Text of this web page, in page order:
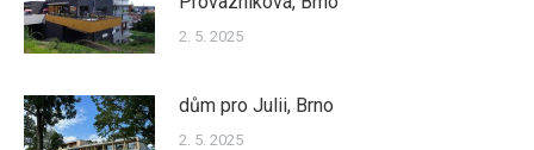
2. 5. 2025
dům pro Julii, Brno
2. 5. 2025